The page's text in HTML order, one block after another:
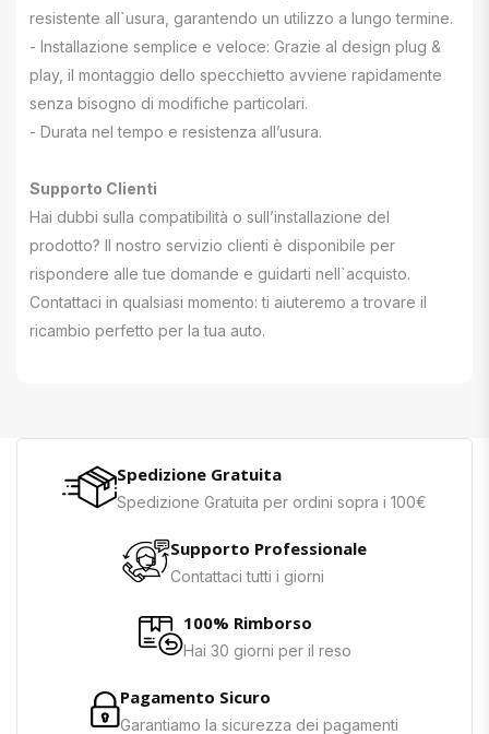
resistente all`usura, garantendo un utilizzo a lungo termine.
- Installazione semplice e veloce: Grazie al design plug &
play, il montaggio dello specchietto avviene rapidamente
senza bisogno di modifiche particolari.
- Durata nel tempo e resistenza all’usura.
Supporto Clienti
Hai dubbi sulla compatibilità o sull’installazione del
prodotto? Il nostro servizio clienti è disponibile per
rispondere alle tue domande e guidarti nell`acquisto.
Contattaci in qualsiasi momento: ti aiuteremo a trovare il
ricambio perfetto per la tua auto.
Spedizione Gratuita
Spedizione Gratuita per ordini sopra i 100€
Supporto Professionale
Contattaci tutti i giorni
100% Rimborso
Hai 30 giorni per il reso
Pagamento Sicuro
Garantiamo la sicurezza dei pagamenti